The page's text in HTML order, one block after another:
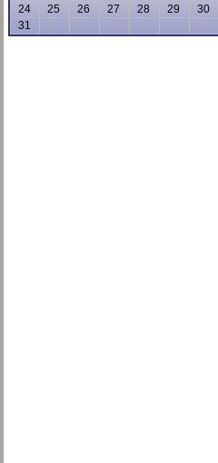
24
25 26 27 28 29
30
31